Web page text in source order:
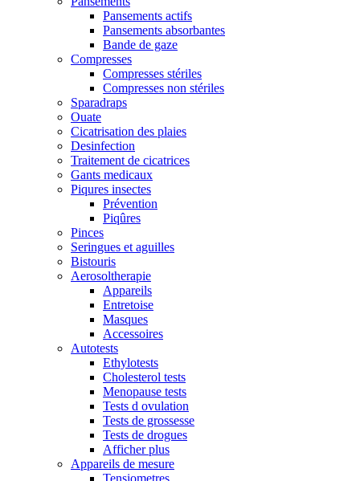
Pansements actifs
Pansements absorbantes
Bande de gaze
Compresses
Compresses stériles
Compresses non stériles
Sparadraps
Ouate
Cicatrisation des plaies
Desinfection
Traitement de cicatrices
Gants medicaux
Piqures insectes
Prévention
Piqûres
Pinces
Seringues et aguilles
Bistouris
Aerosoltherapie
Appareils
Entretoise
Masques
Accessoires
Autotests
Ethylotests
Cholesterol tests
Menopause tests
Tests d ovulation
Tests de grossesse
Tests de drogues
Afficher plus
Appareils de mesure
Tensiometres